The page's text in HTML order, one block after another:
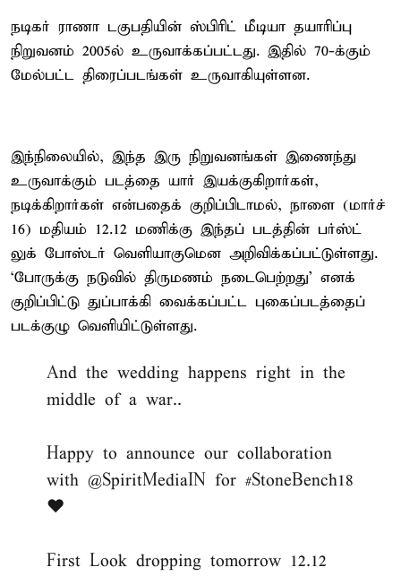
நடிகர் ராணா டகுபதியின் ஸ்பிரிட் மீடியா தயாரிப்பு
நிறுவனம் 2005ல் உருவாக்கப்பட்டது. இதில் 70-க்கும்
மேல்பட்ட திரைப்படங்கள் உருவாகியுள்ளன.
இந்நிலையில், இந்த இரு நிறுவனங்கள் இணைந்து
உருவாக்கும் படத்தை யார் இயக்குகிறார்கள்,
நடிக்கிறார்கள் என்பதைக் குறிப்பிடாமல், நாளை (மார்ச்
16) மதியம் 12.12 மணிக்கு இந்தப் படத்தின் பர்ஸ்ட்
லுக் போஸ்டர் வெளியாகுமென அறிவிக்கப்பட்டுள்ளது.
‘போருக்கு நடுவில் திருமணம் நடைபெற்றது’ எனக்
குறிப்பிட்டு துப்பாக்கி வைக்கப்பட்ட புகைப்படத்தைப்
படக்குழு வெளியிட்டுள்ளது.
And the wedding happens right in the
middle of a war..
Happy to announce our collaboration
with @SpiritMediaIN for #StoneBench18
❤️
First Look dropping tomorrow 12.12